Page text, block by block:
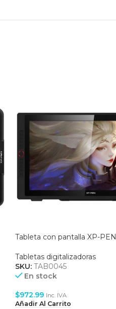
Tableta con pantalla XP-
Tabletas digitalizadoras
SKU: TAB0045
En stock
$972.99 Inc. IVA
Añadir Al Carrito